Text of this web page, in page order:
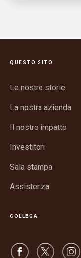
QUESTO SITO
Le nostre storie
La nostra azienda
Il nostro impatto
Investitori
Sala stampa
Assistenza
COLLEGA